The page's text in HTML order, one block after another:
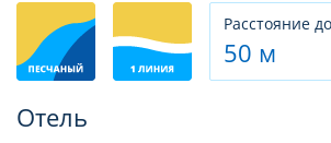
Расстояние
50 м
Отель